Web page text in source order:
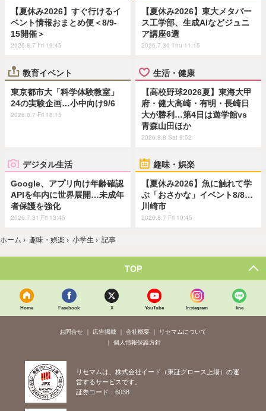
【夏休み2026】すぐ行けるイ
ベント情報おまとめ便＜8/9-
15開催＞
2026.8.7 Fri 19:45
【夏休み2026】東大メタバー
ス工学部、生成AIなどジュニ
ア講座6選
2026.7.30 Thu 11:15
教育イベント
東京都市大「科学体験教室」
24の実験企画…小中向け9/6
2026.8.7 Fri 18:15
生活・健康
【高校野球2026夏】東海大甲
府・健大高崎・有明・長崎日
大が勝利…第4日は遊学館vs
青森山田ほか
2026.8.8 Sat 9:52
デジタル生活
Google、アプリ向け年齢確認
APIを年内に世界展開…未成年
者保護を強化
2026.7.31 Fri 13:45
趣味・娯楽
【夏休み2026】魚に触れて学
ぶ「おさかな」イベント8/8…
川崎市
2026.8.7 Fri 10:45
ホーム › 趣味・娯楽 › 小学生 › 記事
TOP
Home Facebook X YouTube Instagram line
お問合せ 広告掲載 会社概要
リセマムについて
個人情報保護方針
リセマムは、株式会社イード（東証グロース上場）の運
営するサービスです。
証券コード：6038